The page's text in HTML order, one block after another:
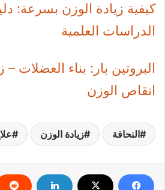
كيفية زيادة الوزن بسرعة:
الدراسات العلمية
البروتين بار: بناء العضلات –
انقاص الوزن
النحافة زيادة الوزن